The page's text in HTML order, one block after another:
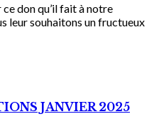
don qu’il fait à notre
leur souhaitons un fructueux
JANVIER 2025